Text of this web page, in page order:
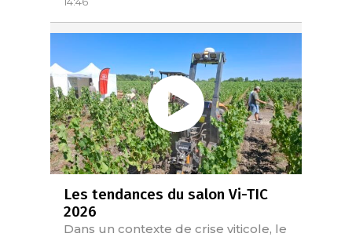
Les tendances du salon Vi-TIC
2026
Dans un contexte de crise viticole, le